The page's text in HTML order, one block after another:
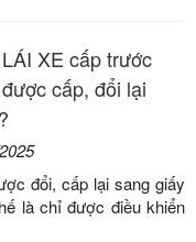
XE cấp trước
cấp, đổi lại
đổi, cấp lại sang giấy
là chỉ được điều khiển